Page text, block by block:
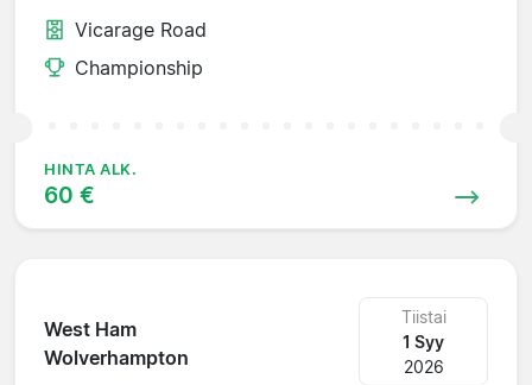
Vicarage Road
Championship
HINTA ALK.
60 €
West Ham
Wolverhampton
Tiistai
1 Syy
2026